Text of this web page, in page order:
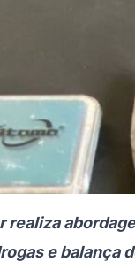
realiza
e balança